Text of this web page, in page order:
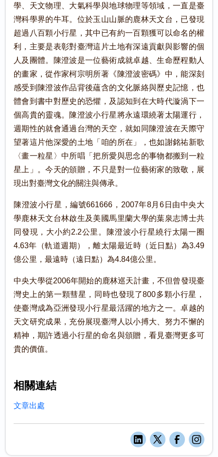
學、天文物理、大氣科學與地球物理等領域，一直是臺
灣科學界的牛耳。位於玉山山脈的鹿林天文台，已發現
超過八百顆小行星，其中已有約一百顆獲可以命名的權
利，主要是表彰對臺灣這片土地有深遠貢獻與影響的個
人及團體。陳澄波是一位藝術成就卓越、生命歷程動人
的畫家，從作家柯宗明所著《陳澄波密碼》中，能深刻
感受到陳澄波作品背後蘊含的文化脈絡與歷史記憶，也
體會到書中對歷史的恐懼，及認知到在大時代漩渦下一
個高貴的靈魂。陳澄波小行星將永遠環繞著太陽運行，
週期性的就會通過台灣的天空，就如同陳澄波在天際守
望著這片他深愛的土地「咱的所在」，也如謝銘祐新歌
〈畫一粒星〉中所唱「把所愛與思念的事物都搬到一粒
星上」。今天的頒贈，不只是對一位藝術家的致敬，展
現出對臺灣文化的關注與傳承。
陳澄波小行星，編號661666，2007年8月6日由中央大
學鹿林天文台林啟生及美國馬里蘭大學的葉泉志博士共
同發現，大小約2.2公里。陳澄波小行星繞行太陽一圈
4.63年（軌道週期），離太陽最近時（近日點）為3.49
億公里，最遠時（遠日點）為4.84億公里。
中央大學從2006年開始的鹿林巡天計畫，不但曾發現臺
灣史上的第一顆彗星，同時也發現了800多顆小行星，
使臺灣成為亞洲發現小行星最活躍的地方之一。卓越的
天文研究成果，充份展現臺灣人以小搏大、努力不懈的
精神，期許透過小行星的命名與頒贈，看見臺灣更多可
貴的價值。
相關連結
文章出處